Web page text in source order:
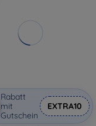
Rabatt
mit
Gutschein
EXTRA10